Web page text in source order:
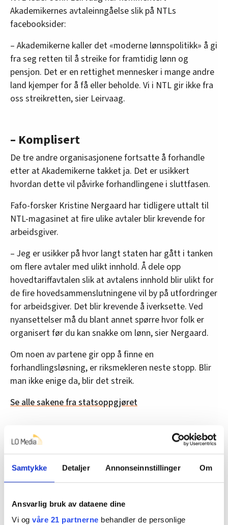
Samtykke Detaljer Annonseinnstillinger Om
Ansvarlig bruk av dataene dine
Vi og våre 21 partnerne behandler de personlige
Akademikernes avtaleinngåelse slik på NTLs
facebooksider:
– Akademikerne kaller det «moderne lønnspolitikk» å gi
fra seg retten til å streike for framtidig lønn og
pensjon. Det er en rettighet mennesker i mange andre
land kjemper for å få eller beholde. Vi i NTL gir ikke fra
oss streikretten, sier Leirvaag.
– Komplisert
De tre andre organisasjonene fortsatte å forhandle
etter at Akademikerne takket ja. Det er usikkert
hvordan dette vil påvirke forhandlingene i sluttfasen.
Fafo-forsker Kristine Nergaard har tidligere uttalt til
NTL-magasinet at fire ulike avtaler blir krevende for
arbeidsgiver.
– Jeg er usikker på hvor langt staten har gått i tanken
om flere avtaler med ulikt innhold. Å dele opp
hovedtariffavtalen slik at avtalens innhold blir ulikt for
de fire hovedsammenslutningene vil by på utfordringer
for arbeidsgiver. Det blir krevende å iverksette. Ved
nyansettelser må du blant annet spørre hvor folk er
organisert før du kan snakke om lønn, sier Nergaard.
Om noen av partene gir opp å finne en
forhandlingsløsning, er riksmekleren neste stopp. Blir
man ikke enige da, blir det streik.
Se alle sakene fra statsoppgjøret
Denne artikkelen er
Nyheter Tariff, Staten